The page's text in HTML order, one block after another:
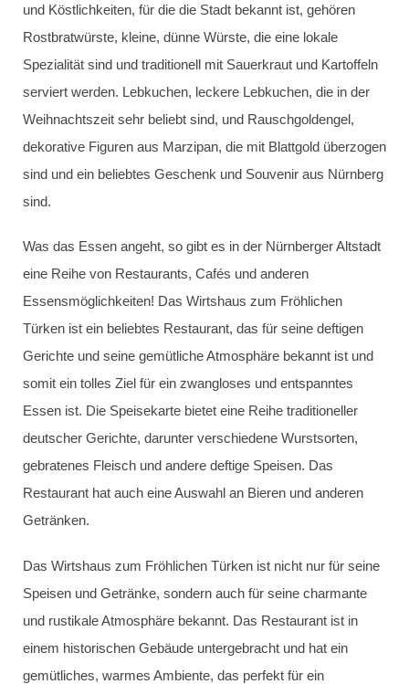
und Köstlichkeiten, für die die Stadt bekannt ist, gehören
Rostbratwürste, kleine, dünne Würste, die eine lokale
Spezialität sind und traditionell mit Sauerkraut und Kartoffeln
serviert werden. Lebkuchen, leckere Lebkuchen, die in der
Weihnachtszeit sehr beliebt sind, und Rauschgoldengel,
dekorative Figuren aus Marzipan, die mit Blattgold überzogen
sind und ein beliebtes Geschenk und Souvenir aus Nürnberg
sind.
Was das Essen angeht, so gibt es in der Nürnberger Altstadt
eine Reihe von Restaurants, Cafés und anderen
Essensmöglichkeiten! Das Wirtshaus zum Fröhlichen
Türken ist ein beliebtes Restaurant, das für seine deftigen
Gerichte und seine gemütliche Atmosphäre bekannt ist und
somit ein tolles Ziel für ein zwangloses und entspanntes
Essen ist. Die Speisekarte bietet eine Reihe traditioneller
deutscher Gerichte, darunter verschiedene Wurstsorten,
gebratenes Fleisch und andere deftige Speisen. Das
Restaurant hat auch eine Auswahl an Bieren und anderen
Getränken.
Das Wirtshaus zum Fröhlichen Türken ist nicht nur für seine
Speisen und Getränke, sondern auch für seine charmante
und rustikale Atmosphäre bekannt. Das Restaurant ist in
einem historischen Gebäude untergebracht und hat ein
gemütliches, warmes Ambiente, das perfekt für ein